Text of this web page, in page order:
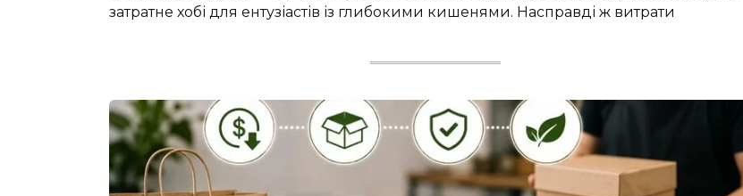
затратне хобі для ентузіастів із глибокими кишенями. Насправді ж витрати